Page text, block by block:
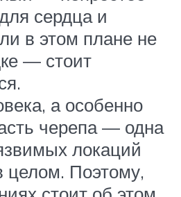
сердца и
в этом плане не
— стоит
а особенно
черепа — одна
локаций
целом. Поэтому,